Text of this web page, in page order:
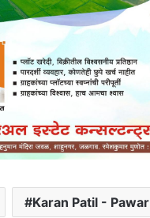
Karan Patil - Pawar